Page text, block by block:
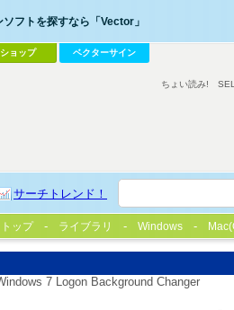
ソフトを探すなら「Vector」
ョップ ベクターサイン
サーチトレンド！
ちょい読み!
トップ ライブラリ Windows
7 Logon Background Changer